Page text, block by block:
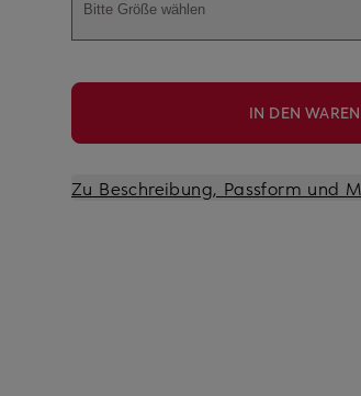
Bitte Größe wählen
IN DEN
Zu Beschreibung, Passform und